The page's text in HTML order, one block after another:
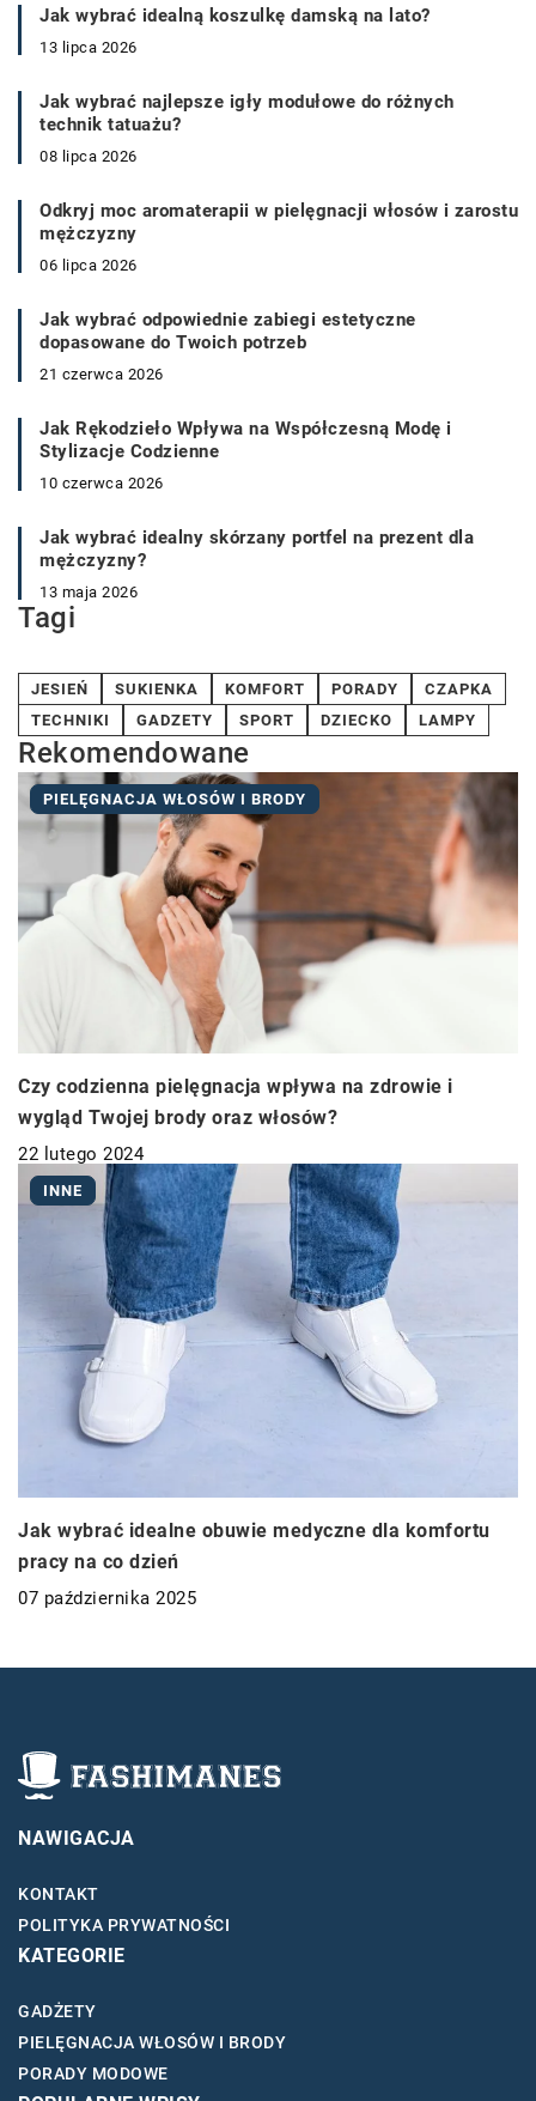
Jak wybrać idealną koszulkę damską na lato?
13 lipca 2026
Jak wybrać najlepsze igły modułowe do różnych
technik tatuażu?
08 lipca 2026
Odkryj moc aromaterapii w pielęgnacji włosów i zarostu
mężczyzny
06 lipca 2026
Jak wybrać odpowiednie zabiegi estetyczne
dopasowane do Twoich potrzeb
21 czerwca 2026
Jak Rękodzieło Wpływa na Współczesną Modę i
Stylizacje Codzienne
10 czerwca 2026
Jak wybrać idealny skórzany portfel na prezent dla
mężczyzny?
13 maja 2026
Tagi
JESIEŃ SUKIENKA KOMFORT PORADY
CZAPKA
TECHNIKI
GADZETY SPORT DZIECKO LAMPY
Rekomendowane
PIELĘGNACJA WŁOSÓW I BRODY
Czy codzienna pielęgnacja wpływa na zdrowie i
wygląd Twojej brody oraz włosów?
22 lutego 2024
INNE
Jak wybrać idealne obuwie medyczne dla komfortu
pracy na co dzień
07 października 2025
NAWIGACJA
KONTAKT
POLITYKA PRYWATNOŚCI
KATEGORIE
GADŻETY
PIELĘGNACJA WŁOSÓW I BRODY
PORADY MODOWE